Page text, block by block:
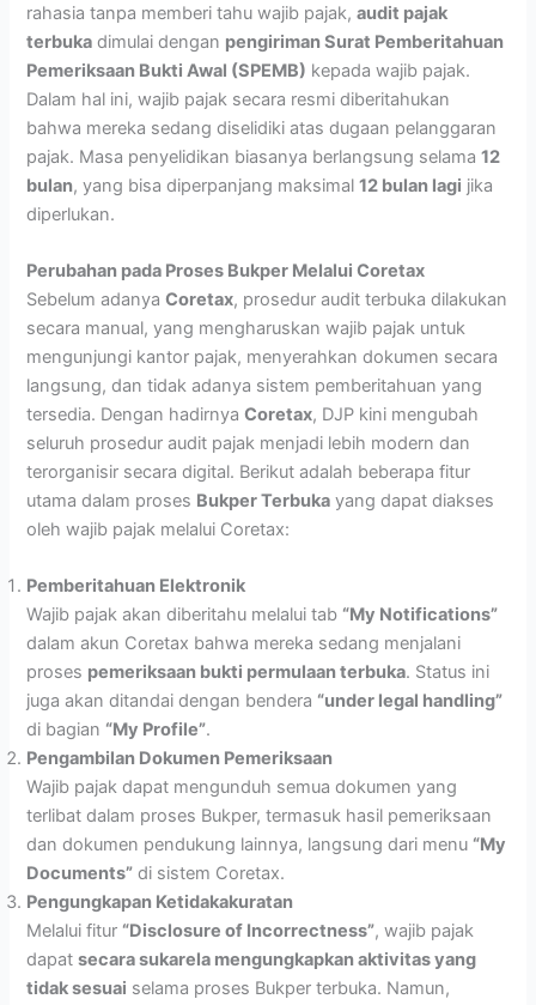
rahasia tanpa memberi tahu wajib pajak,audit pajak
terbuka dimulai dengan pengiriman Surat Pemberitahuan
Pemeriksaan Bukti Awal (SPEMB) kepada wajib pajak.
Dalam hal ini, wajib pajak secara resmi diberitahukan
bahwa mereka sedang diselidiki atas dugaan pelanggaran
pajak. Masa penyelidikan biasanya berlangsung selama12
bulan, yang bisa diperpanjang maksimal12 bulan lagi jika
diperlukan.
Perubahan pada Proses Bukper Melalui Coretax
Sebelum adanyaCoretax, prosedur audit terbuka dilakukan
secara manual, yang mengharuskan wajib pajak untuk
mengunjungi kantor pajak, menyerahkan dokumen secara
langsung, dan tidak adanya sistem pemberitahuan yang
tersedia. Dengan hadirnyaCoretax, DJP kini mengubah
seluruh prosedur audit pajak menjadi lebih modern dan
terorganisir secara digital. Berikut adalah beberapa fitur
utama dalam proses Bukper Terbuka yang dapat diakses
oleh wajib pajak melalui Coretax:
Pemberitahuan Elektronik
Wajib pajak akan diberitahu melalui tab “My Notifications”
dalam akun Coretax bahwa mereka sedang menjalani
proses pemeriksaan bukti permulaan terbuka. Status ini
juga akan ditandai dengan bendera “under legal handling”
di bagian “My Profile”.
Pengambilan Dokumen Pemeriksaan
Wajib pajak dapat mengunduh semua dokumen yang
terlibat dalam proses Bukper, termasuk hasil pemeriksaan
dan dokumen pendukung lainnya, langsung dari menu “My
Documents” di sistem Coretax.
Pengungkapan Ketidakakuratan
Melalui fitur “Disclosure of Incorrectness”, wajib pajak
dapatsecara sukarela mengungkapkan aktivitas yang
tidak sesuai selama proses Bukper terbuka. Namun,